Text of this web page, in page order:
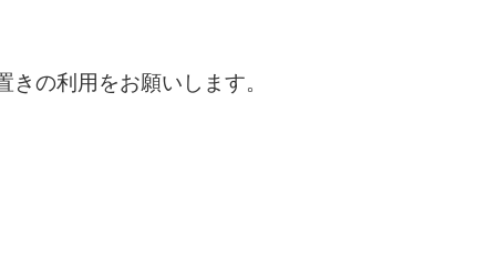
の利用をお願いします。